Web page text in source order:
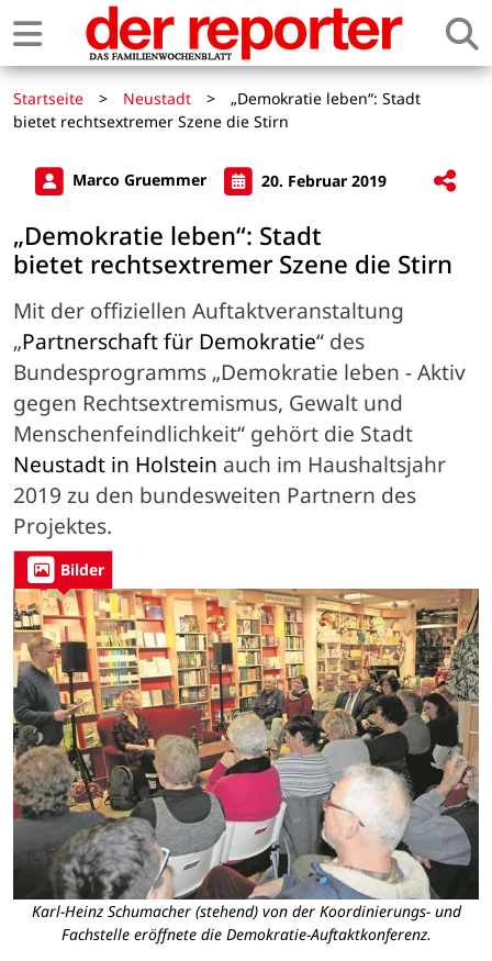
Startseite > Neustadt >
„Demokratie leben“: Stadt
bietet rechtsextremer Szene die Stirn
Marco Gruemmer 20. Februar 2019
„Demokratie leben“: Stadt
bietet rechtsextremer Szene die Stirn
Mit der offiziellen Auftaktveranstaltung
„Partnerschaft für Demokratie“ des
Bundesprogramms „Demokratie leben - Aktiv
gegen Rechtsextremismus, Gewalt und
Menschenfeindlichkeit“ gehört die Stadt
Neustadt in Holstein auch im Haushaltsjahr
2019 zu den bundesweiten Partnern des
Projektes.
Bilder
Karl-Heinz Schumacher (stehend) von der Koordinierungs- und
Fachstelle eröffnete die Demokratie-Auftaktkonferenz.